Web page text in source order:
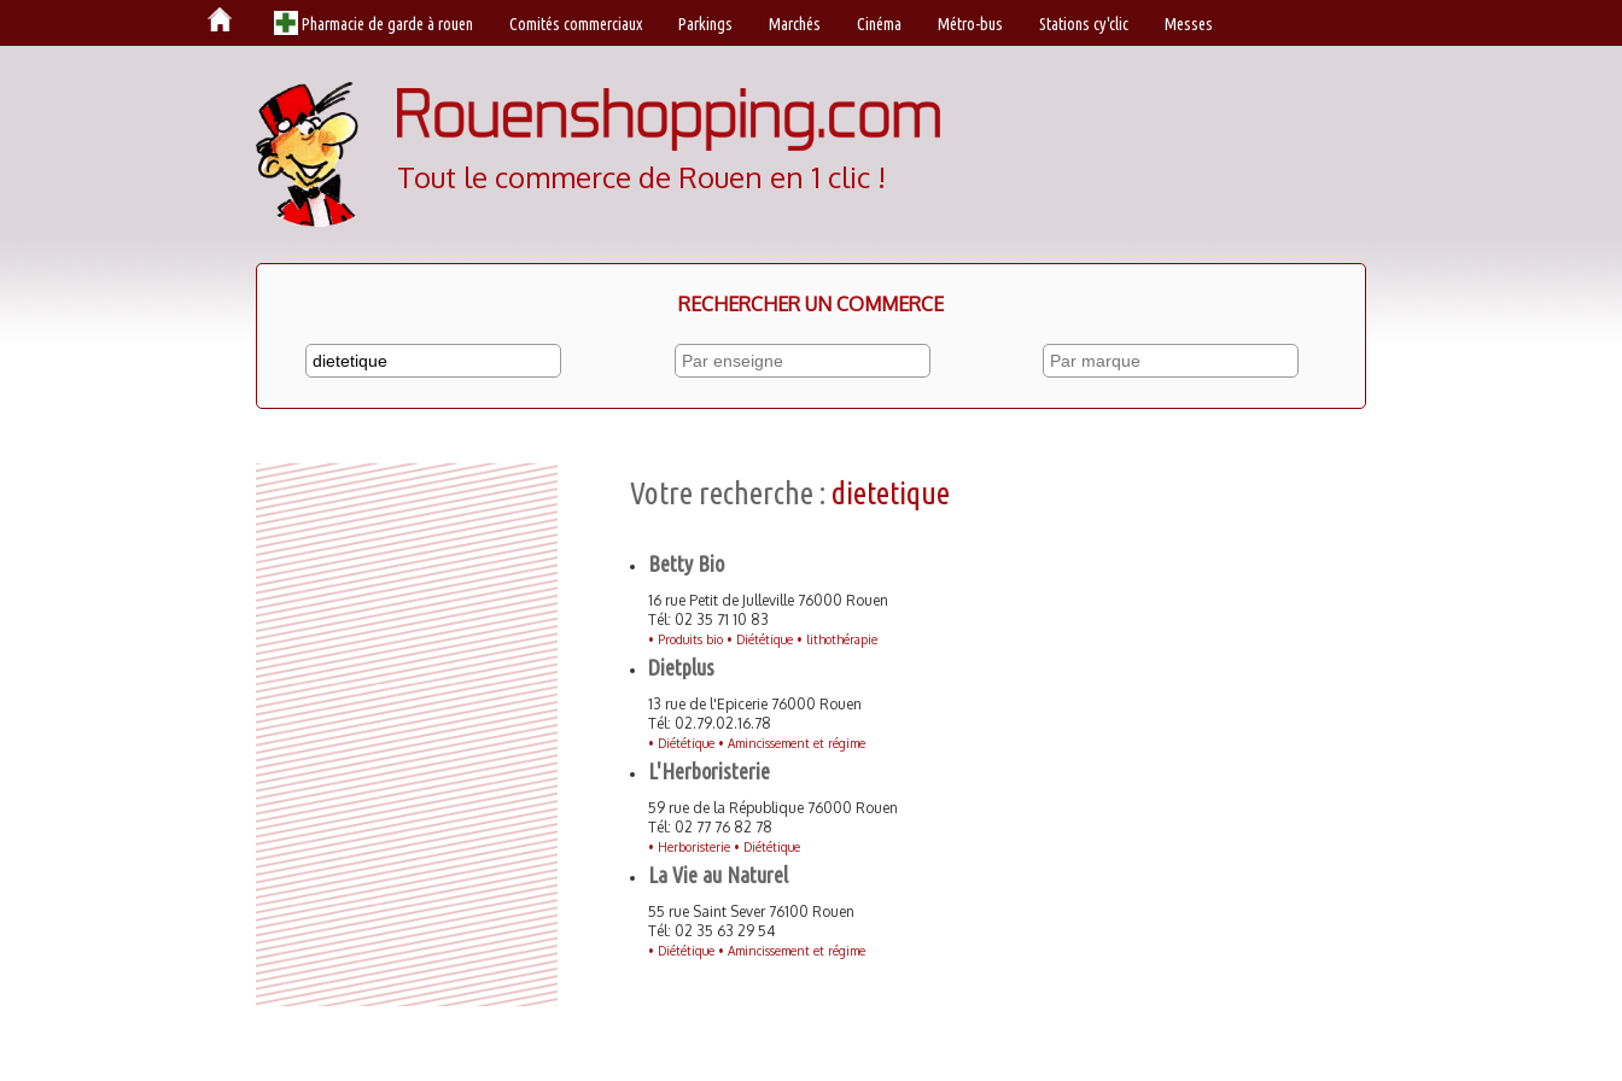
Pharmacie de garde à rouen Comités commerciaux Parkings Marchés Cinéma Métro-bus Stations cy'clic Messes
Tout le commerce de Rouen en 1 clic !
RECHERCHER UN COMMERCE
Votre recherche : dietetique
Betty Bio
16 rue Petit de Julleville 76000 Rouen
Tél: 02 35 71 10 83
• Produits bio • Diététique • lithothérapie
Dietplus
13 rue de l'Epicerie 76000 Rouen
Tél: 02.79.02.16.78
• Diététique • Amincissement et régime
L'Herboristerie
59 rue de la République 76000 Rouen
Tél: 02 77 76 82 78
• Herboristerie • Diététique
La Vie au Naturel
55 rue Saint Sever 76100 Rouen
Tél: 02 35 63 29 54
• Diététique • Amincissement et régime